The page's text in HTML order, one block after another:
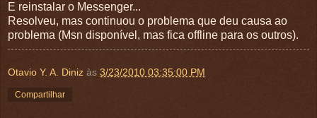
E reinstalar o Messenger...
Resolveu, mas continuou o problema que deu causa ao
problema (Msn disponível, mas fica offline para os outros).
Otavio Y. A. Diniz às 3/23/2010 03:35:00 PM
Compartilhar